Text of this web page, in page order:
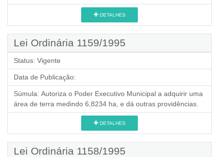
DETALHES
Lei Ordinária 1159/1995
Status: Vigente
Data de Publicação:
Súmula: Autoriza o Poder Executivo Municipal a adquirir uma
área de terra medindo 6,8234 ha, e dá outras providências.
DETALHES
Lei Ordinária 1158/1995